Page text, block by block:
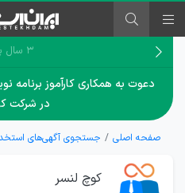
۳ سال پیش
در شرکت
صفحه اصلی جستجوی آگهی‌های
کوچ لنسر